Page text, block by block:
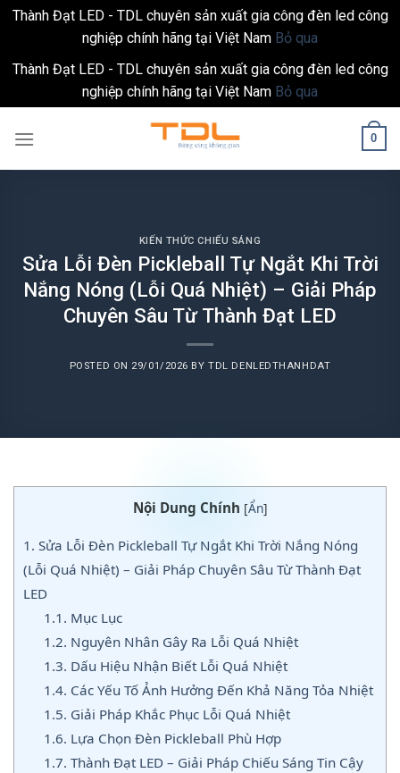
Thành Đạt LED - TDL chuyên sản xuất gia công đèn led công
nghiệp chính hãng tại Việt Nam Bỏ qua
Thành Đạt LED - TDL chuyên sản xuất gia công đèn led công
nghiệp chính hãng tại Việt Nam Bỏ qua
0
KIẾN THỨC CHIẾU SÁNG
Sửa Lỗi Đèn Pickleball Tự Ngắt Khi Trời
Nắng Nóng (Lỗi Quá Nhiệt) – Giải Pháp
Chuyên Sâu Từ Thành Đạt LED
POSTED ON 29/01/2026 BYTDL DENLEDTHANHDAT
Nội Dung Chính [Ẩn]
1. Sửa Lỗi Đèn Pickleball Tự Ngắt Khi Trời Nắng Nóng
(Lỗi Quá Nhiệt) – Giải Pháp Chuyên Sâu Từ Thành Đạt
LED
1.1. Mục Lục
1.2. Nguyên Nhân Gây Ra Lỗi Quá Nhiệt
1.3. Dấu Hiệu Nhận Biết Lỗi Quá Nhiệt
1.4. Các Yếu Tố Ảnh Hưởng Đến Khả Năng Tỏa Nhiệt
1.5. Giải Pháp Khắc Phục Lỗi Quá Nhiệt
1.6. Lựa Chọn Đèn Pickleball Phù Hợp
1.7. Thành Đạt LED – Giải Pháp Chiếu Sáng Tin Cậy